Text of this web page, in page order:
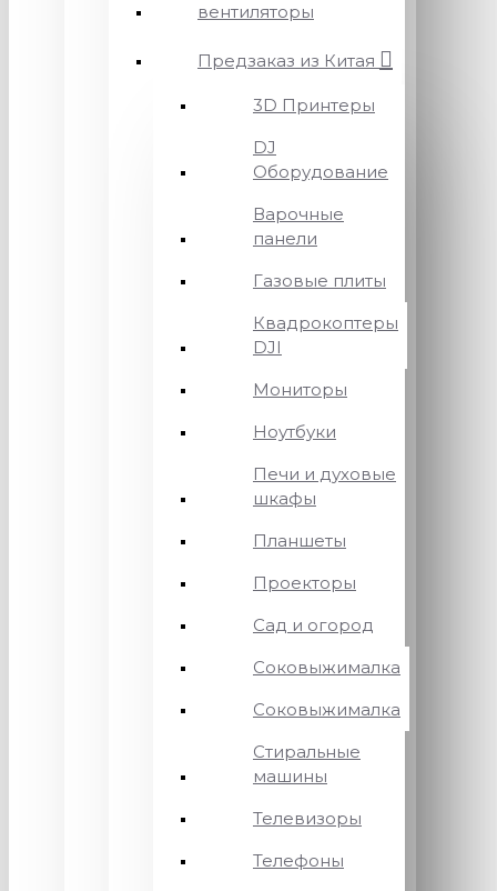
вентиляторы
Предзаказ из Китая
3D Принтеры
DJ
Оборудование
Варочные
панели
Газовые плиты
Квадрокоптеры
DJI
Мониторы
Ноутбуки
Печи и духовые
шкафы
Планшеты
Проекторы
Сад и огород
Соковыжималка
Соковыжималка
Стиральные
машины
Телевизоры
Телефоны